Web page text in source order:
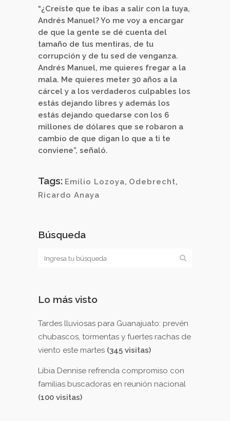
“¿Creíste que te ibas a salir con la tuya,
Andrés Manuel? Yo me voy a encargar
de que la gente se dé cuenta del
tamaño de tus mentiras, de tu
corrupción y de tu sed de venganza.
Andrés Manuel, me quieres fregar a la
mala. Me quieres meter 30 años a la
cárcel y a los verdaderos culpables los
estás dejando libres y además los
estás dejando quedarse con los 6
millones de dólares que se robaron a
cambio de que digan lo que a ti te
conviene”, señaló.
Tags: Emilio Lozoya, Odebrecht,
Ricardo Anaya
Búsqueda
Lo más visto
Tardes lluviosas para Guanajuato: prevén
chubascos, tormentas y fuertes rachas de
viento este martes (345 visitas)
Libia Dennise refrenda compromiso con
familias buscadoras en reunión nacional
(100 visitas)